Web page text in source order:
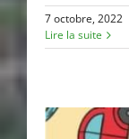
7 octobre, 2022
Lire la suite